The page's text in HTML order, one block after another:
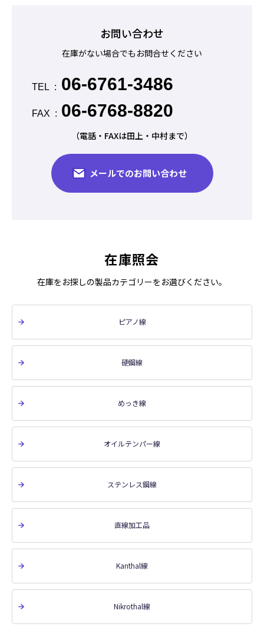
お問い合わせ
在庫がない場合でもお問合せください
TEL 06-6761-3486
FAX 06-6768-8820
（電話・FAXは田上・中村まで）
メールでのお問い合わせ
在庫照会
在庫をお探しの製品カテゴリーをお選びください。
ピアノ線
硬鋼線
めっき線
オイルテンパー線
ステンレス鋼線
直線加工品
Kanthal線
Nikrothal線